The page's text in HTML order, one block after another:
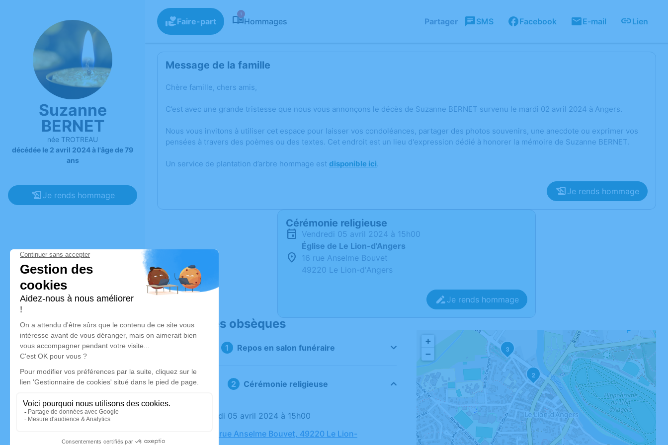
Suzanne
BERNET
née TROTREAU
décédée le 2 avril 2024 à l'âge de 79
ans
Je rends hommage
Faire-part
1
Hommages Partager SMS Facebook E-mail Lien
Message de la famille
Chère famille, chers amis,
C’est avec une grande tristesse que nous vous annonçons le décès de Suzanne BERNET survenu le mardi 02 avril 2024 à Angers.
Nous vous invitons à utiliser cet espace pour laisser vos condoléances, partager des photos souvenirs, une anecdote ou exprimer vos
pensées à travers des poèmes ou des textes. Cet endroit est un lieu d'expression dédié à honorer la mémoire de Suzanne BERNET.
Un service de plantation d’arbre hommage est disponible ici.
Je rends hommage
Cérémonie religieuse
vendredi 05 avril 2024 à 15h00
Église de Le Lion-d'Angers
16 rue Anselme Bouvet
49220 Le Lion-d'Angers
Je rends hommage
Déroulé des obsèques
Repos en salon funéraire
Cérémonie religieuse
Le vendredi 05 avril 2024 à 15h00
Église, 16 rue Anselme Bouvet, 49220 Le Lion-
2
3
+
−